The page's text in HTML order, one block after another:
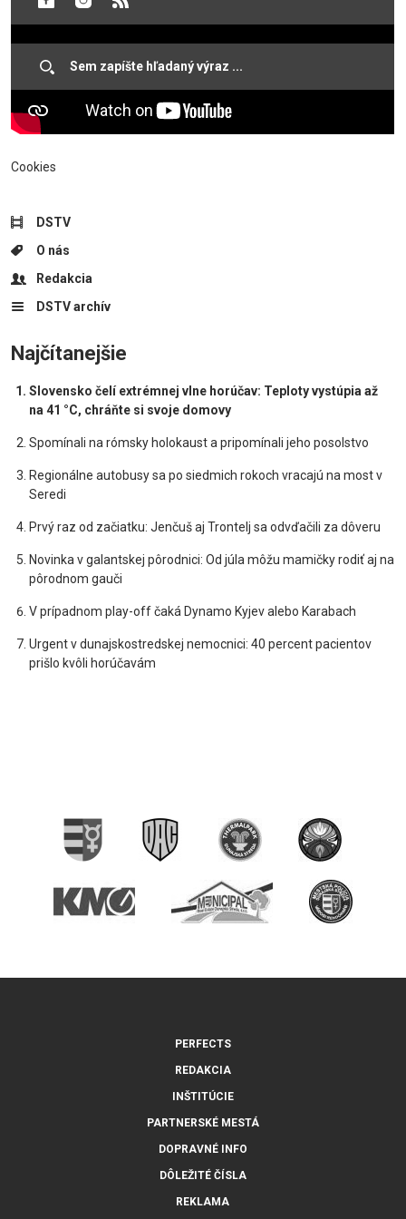
Cookies
DSTV
O nás
Redakcia
DSTV archív
Najčítanejšie
Slovensko čelí extrémnej vlne horúčav: Teploty vystúpia až
na 41 °C, chráňte si svoje domovy
Spomínali na rómsky holokaust a pripomínali jeho posolstvo
Regionálne autobusy sa po siedmich rokoch vracajú na most v
Seredi
Prvý raz od začiatku: Jenčuš aj Trontelj sa odvďačili za dôveru
Novinka v galantskej pôrodnici: Od júla môžu mamičky rodiť aj na
pôrodnom gauči
V prípadnom play-off čaká Dynamo Kyjev alebo Karabach
Urgent v dunajskostredskej nemocnici: 40 percent pacientov
prišlo kvôli horúčavám
PERFECTS
REDAKCIA
INŠTITÚCIE
PARTNERSKÉ MESTÁ
DOPRAVNÉ INFO
DÔLEŽITÉ ČÍSLA
REKLAMA